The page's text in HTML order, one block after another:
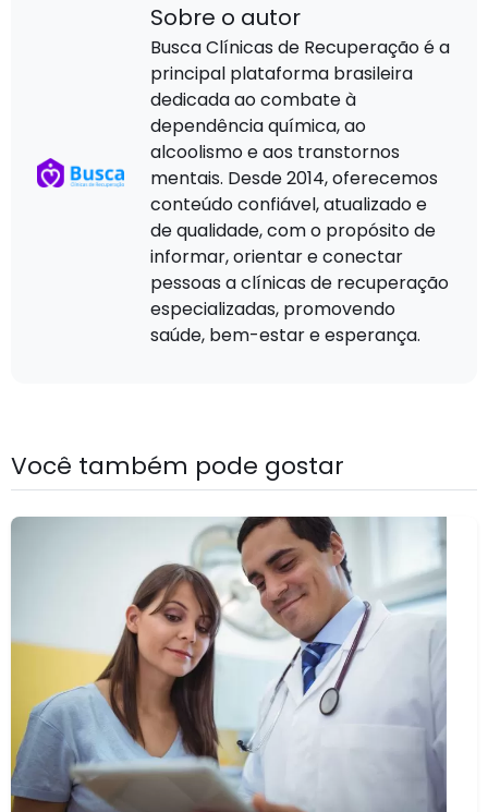
Sobre o autor
Busca Clínicas de Recuperação é a
principal plataforma brasileira
dedicada ao combate à
dependência química, ao
alcoolismo e aos transtornos
mentais. Desde 2014, oferecemos
conteúdo confiável, atualizado e
de qualidade, com o propósito de
informar, orientar e conectar
pessoas a clínicas de recuperação
especializadas, promovendo
saúde, bem-estar e esperança.
Você também pode gostar